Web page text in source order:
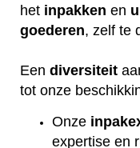
het inpakken en
goederen, zelf te
Een diversiteit
tot onze
Onze
expertise en